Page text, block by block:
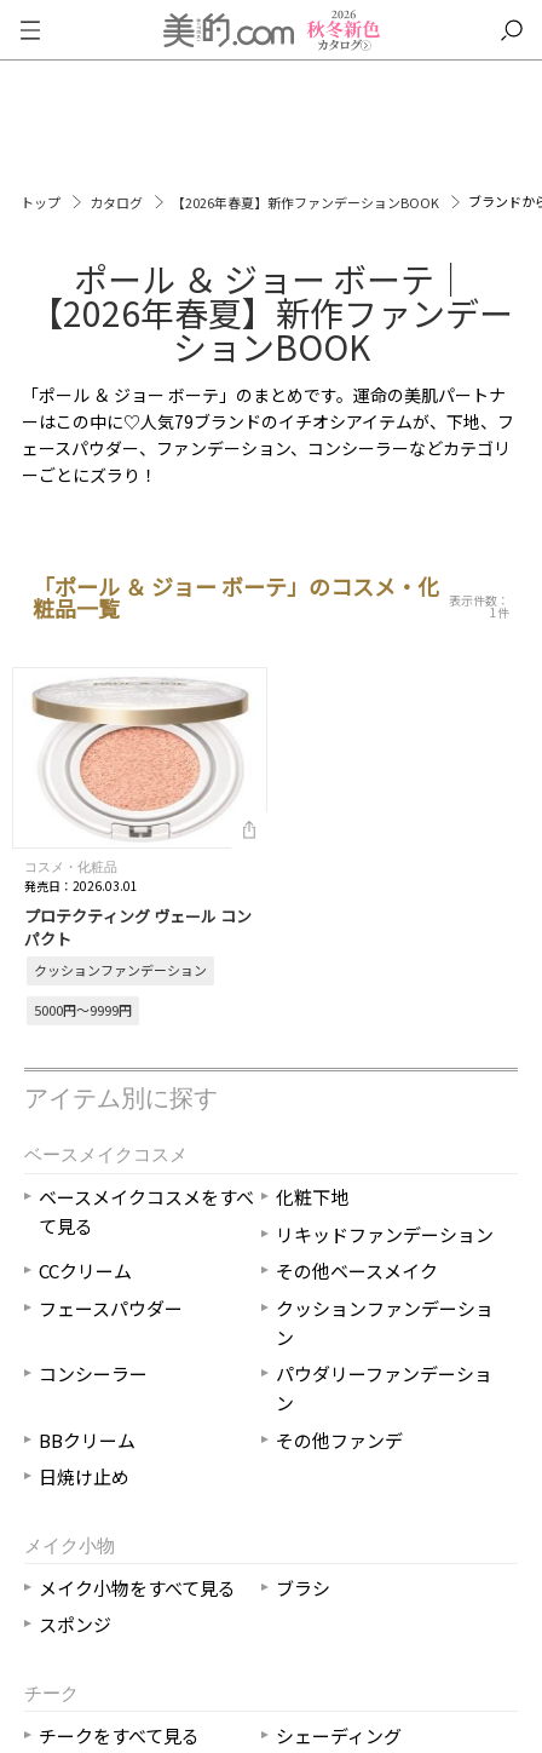
トップ カタログ 【2026年春夏】新作ファンデーションBOOK ブランドか
ポール ＆ ジョー ボーテ｜
【2026年春夏】新作ファンデー
ションBOOK
「ポール ＆ ジョー ボーテ」のまとめです。運命の美肌パートナ
ーはこの中に♡人気79ブランドのイチオシアイテムが、下地、フ
ェースパウダー、ファンデーション、コンシーラーなどカテゴリ
ーごとにズラり！
「ポール ＆ ジョー ボーテ」のコスメ・化
粧品一覧 表示件数：
1件
コスメ・化粧品
発売日：2026.03.01
プロテクティング ヴェール コン
パクト
クッションファンデーション
5000円～9999円
アイテム別に探す
ベースメイクコスメ
ベースメイクコスメをすべ
て見る
化粧下地
リキッドファンデーション
CCクリーム
その他ベースメイク
フェースパウダー
クッションファンデーショ
ン
コンシーラー
パウダリーファンデーショ
ン
BBクリーム
その他ファンデ
日焼け止め
メイク小物
メイク小物をすべて見る
ブラシ
スポンジ
チーク
チークをすべて見る
シェーディング